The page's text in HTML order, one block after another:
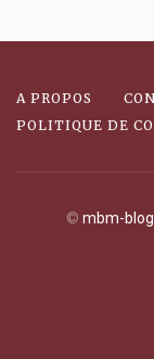
A PROPOS
POLITIQUE DE
© mbm-